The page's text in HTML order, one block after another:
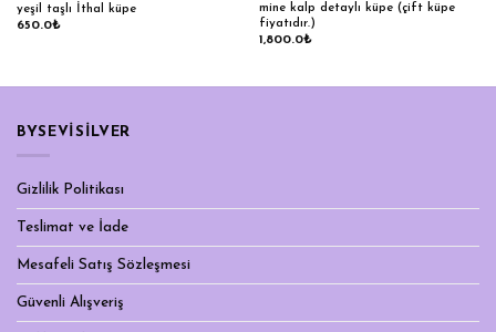
yeşil taşlı İthal küpe
650.0₺
mine kalp detaylı küpe (çift küpe
fiyatıdır.)
1,800.0₺
BYSEVİSİLVER
Gizlilik Politikası
Teslimat ve İade
Mesafeli Satış Sözleşmesi
Güvenli Alışveriş